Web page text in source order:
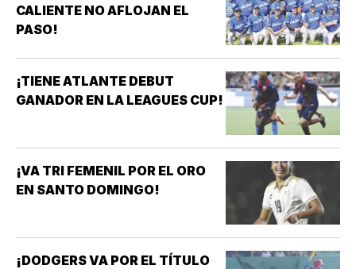
CALIENTE NO AFLOJAN EL
PASO!
¡TIENE ATLANTE DEBUT
GANADOR EN LA LEAGUES CUP!
¡VA TRI FEMENIL POR EL ORO
EN SANTO DOMINGO!
¡DODGERS VA POR EL TÍTULO